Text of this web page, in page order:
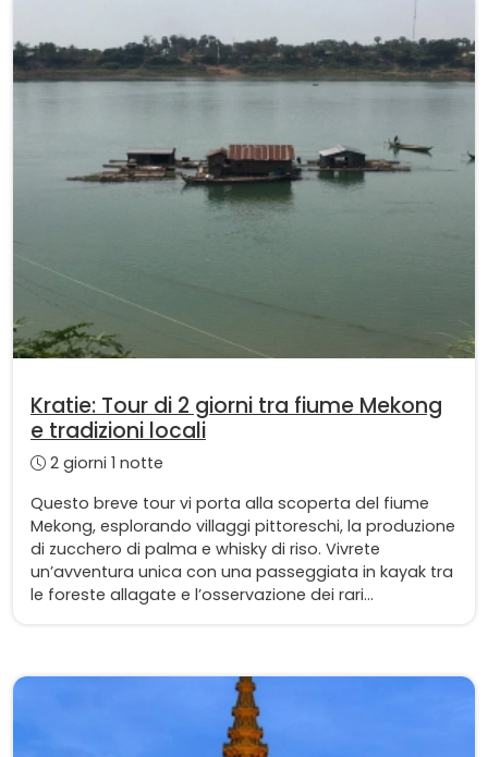
Kratie: Tour di 2 giorni tra fiume Mekong
e tradizioni locali
2 giorni 1 notte
Questo breve tour vi porta alla scoperta del fiume
Mekong, esplorando villaggi pittoreschi, la produzione
di zucchero di palma e whisky di riso. Vivrete
un’avventura unica con una passeggiata in kayak tra
le foreste allagate e l’osservazione dei rari...